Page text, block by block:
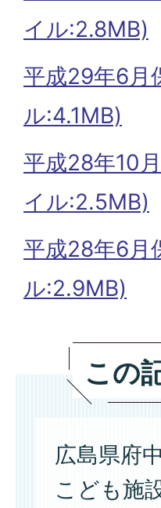
イル:2.8MB)
平成29年6月
ル:4.1MB)
平成28年10
イル:2.5MB)
平成28年6月
ル:2.9MB)
この
広島県府
こども施